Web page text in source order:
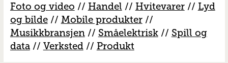
Foto og video // Handel // Hvitevarer// Lyd
og bilde// Mobile produkter//
Musikkbransjen// Småelektrisk// Spill og
data// Verksted// Produkt